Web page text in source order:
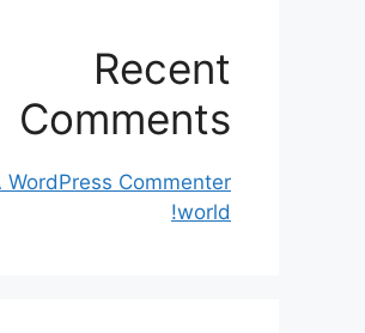
Recent
Comments
WordPress Commenter
world!